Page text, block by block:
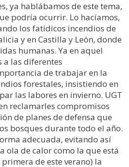
ya hablábamos de este tema,
podría ocurrir. Lo hacíamos,
los fatídicos incendios de
y en Castilla y León, donde
humanas. Ya en aquel
a las diferentes
de trabajar en la
forestales, insistiendo en
las labores en invierno. UGT
reclamarles compromisos
de planes de defensa que
bosques durante todo el año.
adecuada, evitando así
ola de calor como la que está
de este verano) la